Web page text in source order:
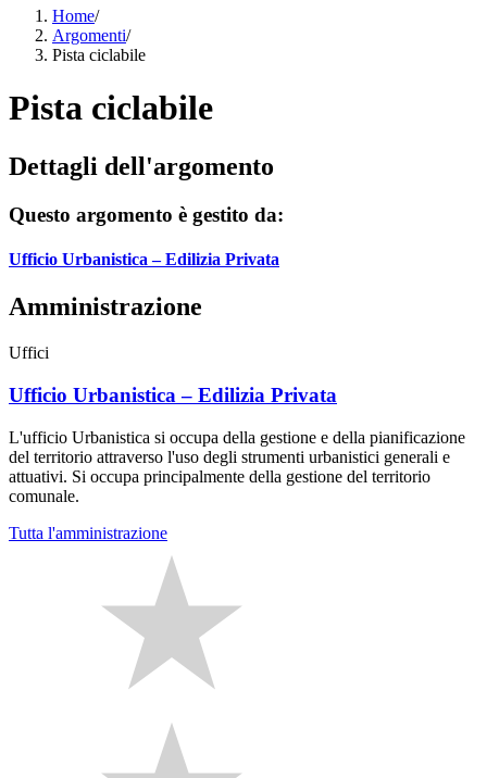
Home/
Argomenti/
Pista ciclabile
Pista ciclabile
Dettagli dell'argomento
Questo argomento è gestito da:
Ufficio Urbanistica – Edilizia Privata
Amministrazione
Uffici
Ufficio Urbanistica – Edilizia Privata
L'ufficio Urbanistica si occupa della gestione e della pianificazione
del territorio attraverso l'uso degli strumenti urbanistici generali e
attuativi. Si occupa principalmente della gestione del territorio
comunale.
Tutta l'amministrazione